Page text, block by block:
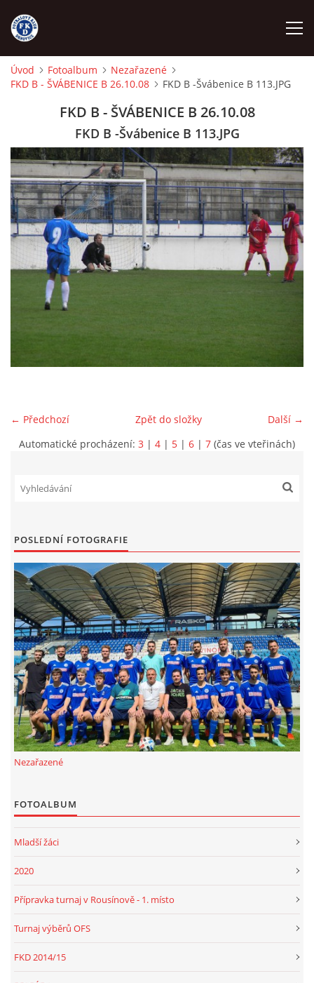
ÚVOD
FKD A
FKD B
STARŠÍ DOROST
STARŠÍ ŽÁCI
STARŠÍ PŘÍPRAVKA R 2012 + 2013
ARCHÍV
DOTACE
FKD, z.s.
Drnovice 704
68304 Drnovice
ičo 27005305
č.ú. 3227086359 / 0800
© 2026 eStránky.cz |RSS
Úvod Fotoalbum
Nezařazené
FKD B - ŠVÁBENICE B 26.10.08
FKD B -Švábenice B 113.JPG
FKD B - ŠVÁBENICE B 26.10.08
FKD B -Švábenice B 113.JPG
← Předchozí Další →
Zpět do složky
Automatické procházení: 3 | 4 | 5 | 6 | 7 (čas ve vteřinách)
POSLEDNÍ FOTOGRAFIE
Nezařazené
FOTOALBUM
Mladší žáci
2020
Přípravka turnaj v Rousínově - 1. místo
Turnaj výběrů OFS
FKD 2014/15